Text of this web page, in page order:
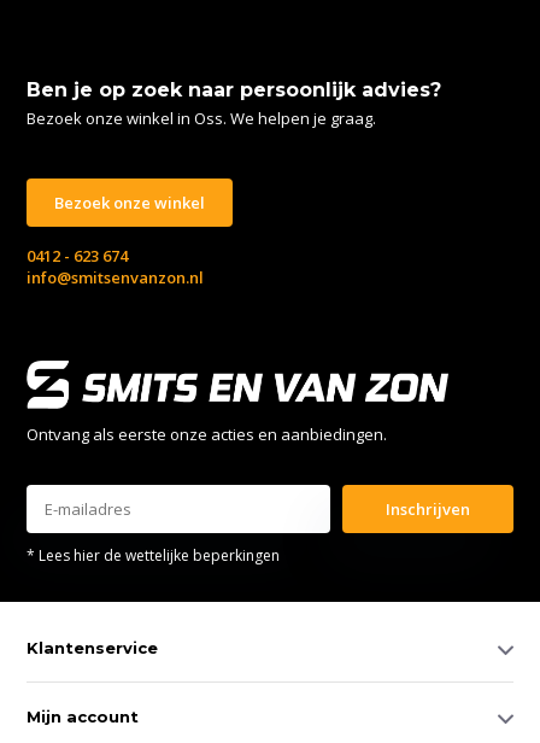
Ben je op zoek naar persoonlijk advies?
Bezoek onze winkel in Oss. We helpen je graag.
Bezoek onze winkel
0412 - 623 674
info@smitsenvanzon.nl
Ontvang als eerste onze acties en aanbiedingen.
Inschrijven
* Lees hier de wettelijke beperkingen
Klantenservice
Mijn account